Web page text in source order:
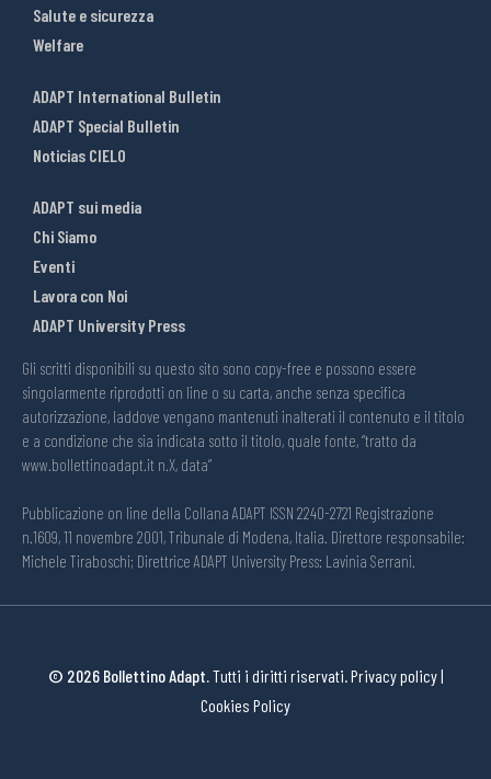
Salute e sicurezza
Welfare
ADAPT International Bulletin
ADAPT Special Bulletin
Noticias CIELO
ADAPT sui media
Chi Siamo
Eventi
Lavora con Noi
ADAPT University Press
Gli scritti disponibili su questo sito sono copy-free e possono essere
singolarmente riprodotti on line o su carta, anche senza specifica
autorizzazione, laddove vengano mantenuti inalterati il contenuto e il titolo
e a condizione che sia indicata sotto il titolo, quale fonte, “tratto da
www.bollettinoadapt.it n.X, data“
Pubblicazione on line della Collana ADAPT ISSN 2240-2721 Registrazione
n.1609, 11 novembre 2001, Tribunale di Modena, Italia. Direttore responsabile:
Michele Tiraboschi; Direttrice ADAPT University Press: Lavinia Serrani.
© 2026 Bollettino Adapt.Tutti i diritti riservati.Privacy policy|
Cookies Policy